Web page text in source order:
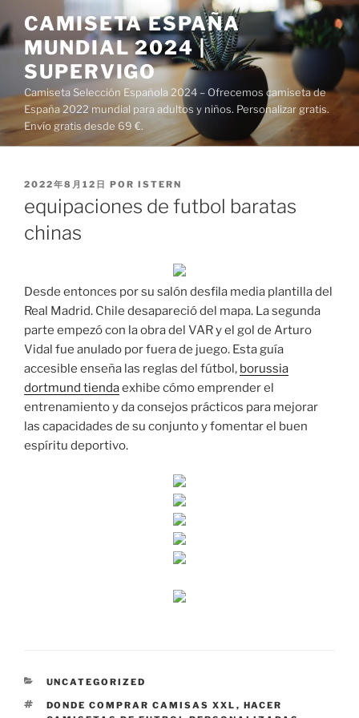
al
contenido
CAMISETA ESPAÑA
MUNDIAL 2024 |
SUPERVIGO
Camiseta Selección Española 2024 – Ofrecemos camiseta de
España 2022 mundial para adultos y niños. Personalizar gratis.
Envío gratis desde 69 €.
PUBLICADO
2022年8月12日 POR ISTERN
equipaciones de futbol baratas
chinas
Desde entonces por su salón desfila media plantilla del
Real Madrid. Chile desapareció del mapa. La segunda
parte empezó con la obra del VAR y el gol de Arturo
Vidal fue anulado por fuera de juego. Esta guía
accesible enseña las reglas del fútbol, borussia
dortmund tiendaexhibe cómo emprender el
entrenamiento y da consejos prácticos para mejorar
las capacidades de su conjunto y fomentar el buen
espíritu deportivo.
CATEGORÍAS
UNCATEGORIZED
ETIQUETAS
DONDE COMPRAR CAMISAS XXL , HACER